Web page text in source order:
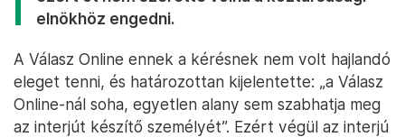
elnökhöz engedni.
A Válasz Online ennek a kérésnek nem volt hajlandó
eleget tenni, és határozottan kijelentette: „a Válasz
Online-nál soha, egyetlen alany sem szabhatja meg
az interjút készítő személyét”. Ezért végül az interjú